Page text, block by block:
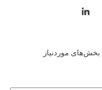
بخش‌های موردنیاز